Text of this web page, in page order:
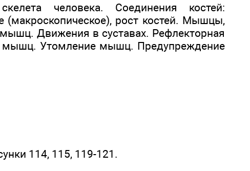
человека. Соединения костей:
(макроскопическое), рост костей. Мышцы,
Движения в суставах. Рефлекторная
мышц. Утомление мышц. Предупреждение
114, 115, 119-121.